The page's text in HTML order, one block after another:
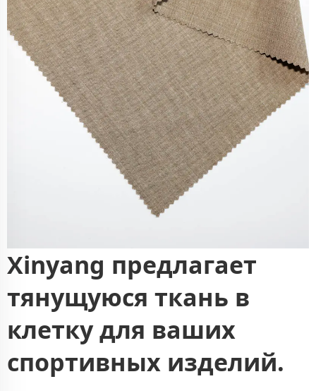
Xinyang предлагает
тянущуюся ткань в
клетку для ваших
спортивных изделий.